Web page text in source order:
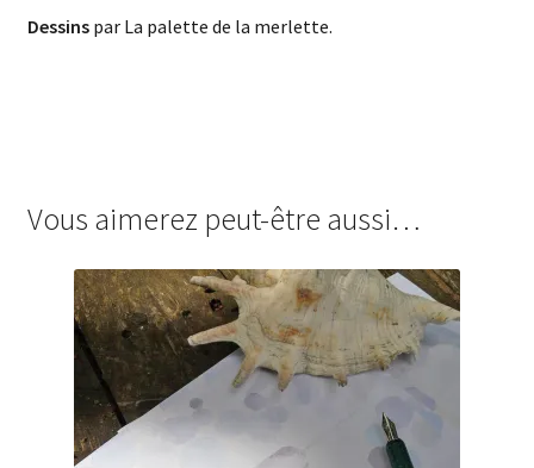
Dessinspar La palette de la merlette.
Vous aimerez peut-être aussi…